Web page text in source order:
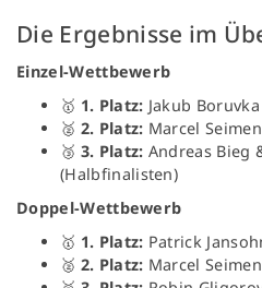
Die Ergebnisse im
Einzel-Wettbewerb
🥇 1. Platz: Jakub Boruvka
🥈 2. Platz: Marcel Seimen
🥉 3. Platz: Andreas Bieg
(Halbfinalisten)
Doppel-Wettbewerb
🥇 1. Platz: Patrick
🥈 2. Platz: Marcel